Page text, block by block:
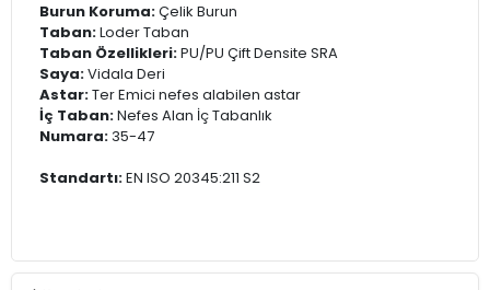
Burun Koruma:Çelik Burun
Taban:Loder Taban
Taban Özellikleri:PU/PU Çift Densite SRA
Saya:Vidala Deri
Astar:Ter Emici nefes alabilen astar
İç Taban:Nefes Alan İç Tabanlık
Numara:35-47
Standartı:EN ISO 20345:211 S2